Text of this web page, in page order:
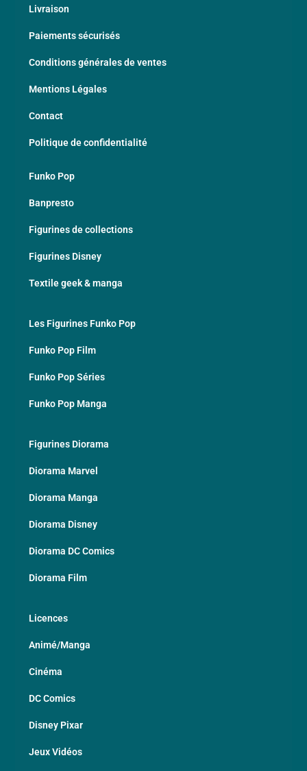
Livraison
Paiements sécurisés
Conditions générales de ventes
Mentions Légales
Contact
Politique de confidentialité
Funko Pop
Banpresto
Figurines de collections
Figurines Disney
Textile geek & manga
Les Figurines Funko Pop
Funko Pop Film
Funko Pop Séries
Funko Pop Manga
Figurines Diorama
Diorama Marvel
Diorama Manga
Diorama Disney
Diorama DC Comics
Diorama Film
Licences
Animé/Manga
Cinéma
DC Comics
Disney Pixar
Jeux Vidéos